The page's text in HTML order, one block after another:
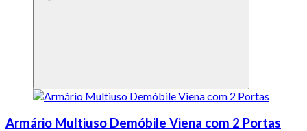
Armário Multiuso Demóbile Viena com 2 Portas